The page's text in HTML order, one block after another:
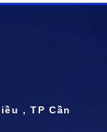
, TP Cần